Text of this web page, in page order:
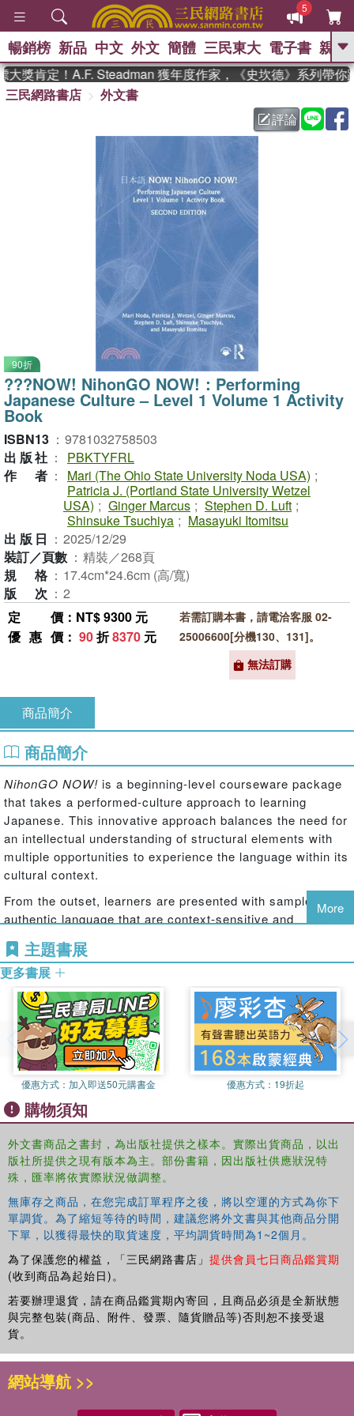
5
GO
父親節 、 如果歷
暑期推薦 、 國際布克
獎 臺灣漫遊錄
、 方念華
數學女孩：黎曼猜想
偉大的迷走神經
暢銷榜 新品 中文 外文 簡體 三民東大 電子書 親子
獎肯定！A.F. Steadman 獲年度作家，《史坎德》系列帶你踏
三民網路書店
外文書
評論
90折
???NOW! NihonGO NOW!：Performing
Japanese Culture – Level 1 Volume 1 Activity
Book
ISBN13 ： 9781032758503
出版社 ：
PBKTYFRL
作者 ： Mari (The Ohio State University Noda USA) ;
Patricia J. (Portland State University Wetzel
USA) ; Ginger Marcus ; Stephen D. Luft ;
Shinsuke Tsuchiya ; Masayuki Itomitsu
出版日 ： 2025/12/29
裝訂／頁數 ： 精裝／268頁
規格 ： 17.4cm*24.6cm (高/寬)
版次 ： 2
定價 ：NT$ 9300 元
優惠價 ： 90折8370 元
若需訂購本書，請電洽客服 02-
25006600[分機130、131]。
無法訂購
商品簡介
商品簡介
NihonGO NOW! is a beginning-level courseware package
that takes a performed-culture approach to learning
Japanese. This innovative approach balances the need for
an intellectual understanding of structural elements with
multiple opportunities to experience the language within its
cultural context.
From the outset, learners are presented with samples of
authentic language that are context-sensitive and
rehearse interactions that learners of Japanese are likely
to encounter in the future, whether they involve speaking,
listening, writing, or reading.
Level 1 comprises two textbooks with accompanying
activity books. These four books in combination with audio
files allow instructors to adapt a beginning-level course,
such as the first year of college Japanese, to their
students'' needs. They focus on language and modeled
behavior, providing opportunities for learners to acquire
language through performance templates. Online
resources provide additional support for both students and
instructors. Audio files, videos, supplementary exercises,
and a teachers'' manual are available at
https://nihongonow.byu.edu/.This new edition includes
additional Performance Practices and Tryouts, and QR
codes to access the audio materials.
NihonGO NOW! Level 1 Volume 1 Activity Book
a wealth of communicative exercises and assessment
tools for students working through the first semester of the
NihonGO NOW!
More
主題書展
更多書展
優惠方式： 加入即送50元購書金 優惠方式： 19折起
購物須知
外文書商品之書封，為出版社提供之樣本。實際出貨商品，以出
版社所提供之現有版本為主。部份書籍，因出版社供應狀況特
殊，匯率將依實際狀況做調整。
無庫存之商品，在您完成訂單程序之後，將以空運的方式為你下
單調貨。為了縮短等待的時間，建議您將外文書與其他商品分開
下單，以獲得最快的取貨速度，平均調貨時間為1~2個月。
為了保護您的權益，「三民網路書店」 提供會員七日商品鑑賞期
(收到商品為起始日)。
若要辦理退貨，請在商品鑑賞期內寄回，且商品必須是全新狀態
與完整包裝(商品、附件、發票、隨貨贈品等)否則恕不接受退
貨。
網站導航 >>